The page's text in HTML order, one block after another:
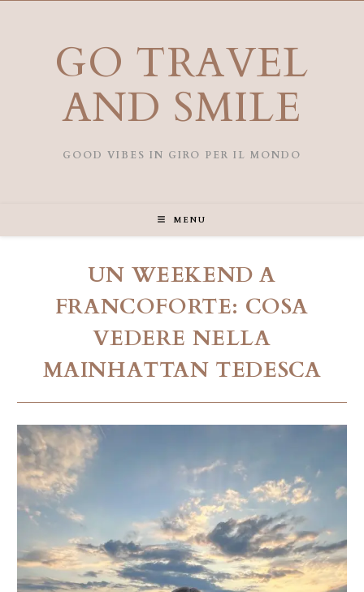
GO TRAVEL
AND SMILE
GOOD VIBES IN GIRO PER IL MONDO
MENU
UN WEEKEND A
FRANCOFORTE: COSA
VEDERE NELLA
MAINHATTAN TEDESCA